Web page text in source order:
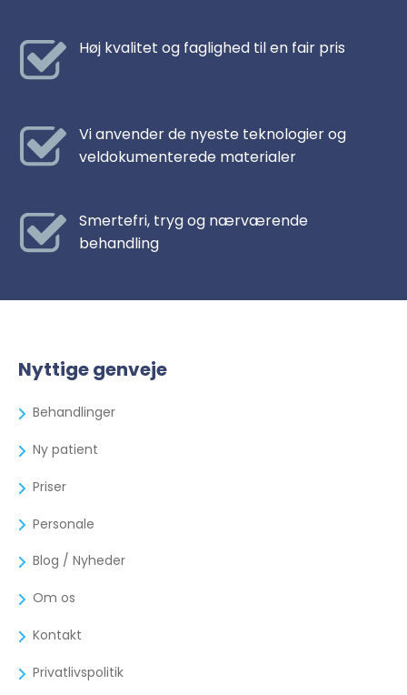
Høj kvalitet og faglighed til en fair pris
Vi anvender de nyeste teknologier og
veldokumenterede materialer
Smertefri, tryg og nærværende
behandling
Nyttige genveje
Behandlinger
Ny patient
Priser
Personale
Blog / Nyheder
Om os
Kontakt
Privatlivspolitik